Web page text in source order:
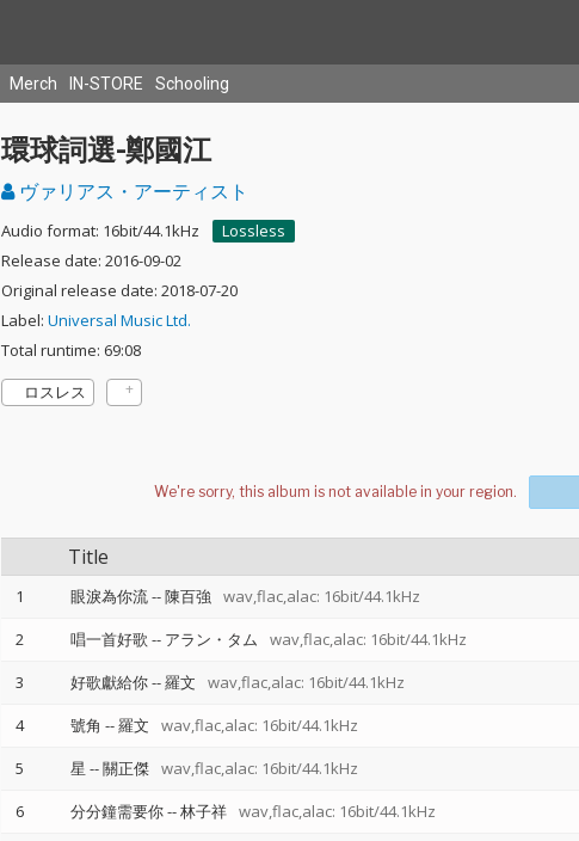
Merch IN-STORE Schooling
環球詞選-鄭國江
ヴァリアス・アーティスト
Audio format: 16bit/44.1kHz
Lossless
Release date: 2016-09-02
Original release date: 2018-07-20
Label: Universal Music Ltd.
Total runtime: 69:08
ロスレス
Title
1 眼淚為你流--陳百強 wav,flac,alac: 16bit/44.1kHz
2
唱一首好歌 -- アラン・タム wav,flac,alac: 16bit/44.1kHz
3
好歌獻給你--羅文 wav,flac,alac: 16bit/44.1kHz
4
號角 --羅文 wav,flac,alac: 16bit/44.1kHz
5
星 --關正傑 wav,flac,alac: 16bit/44.1kHz
6
分分鐘需要你--林子祥 wav,flac,alac: 16bit/44.1kHz